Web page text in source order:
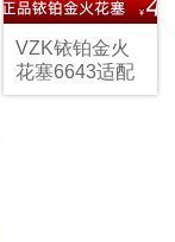
VZK铱铂金火
花塞6643适配
日产